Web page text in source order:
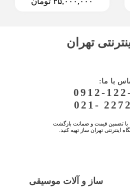
تهران
با ما
0912-
021-
با تضمین قیمت و ضمانت بازگشت
ساز و آلات موسیقی